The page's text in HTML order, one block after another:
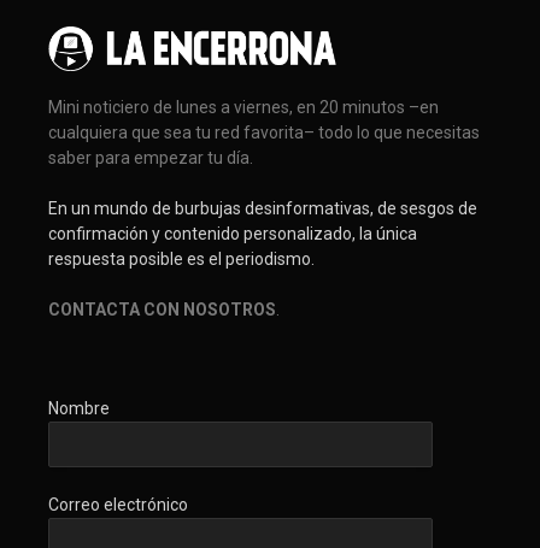
Mini noticiero de lunes a viernes, en 20 minutos –en
cualquiera que sea tu red favorita– todo lo que necesitas
saber para empezar tu día.
En un mundo de burbujas desinformativas, de sesgos de
confirmación y contenido personalizado, la única
respuesta posible es el periodismo.
CONTACTA CON NOSOTROS
Nombre
Correo electrónico